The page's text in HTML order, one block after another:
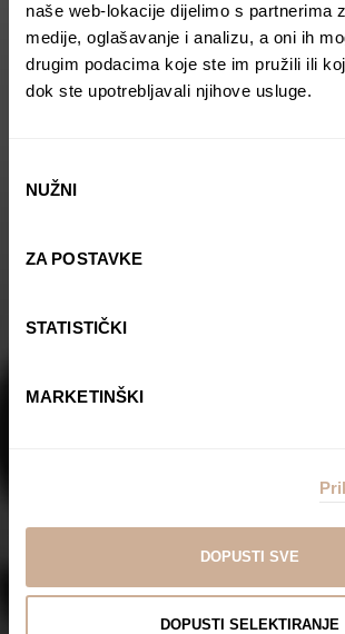
naše web-lokacije dijelimo s partnerima
medije, oglašavanje i analizu, a oni ih
drugim podacima koje ste im pružili ili
dok ste upotrebljavali njihove usluge.
pristanka
NUŽNI
ZA POSTAVKE
STATISTIČKI
MARKETINŠKI
DOPUSTI SVE
DOPUSTI SELEKTIRANJE